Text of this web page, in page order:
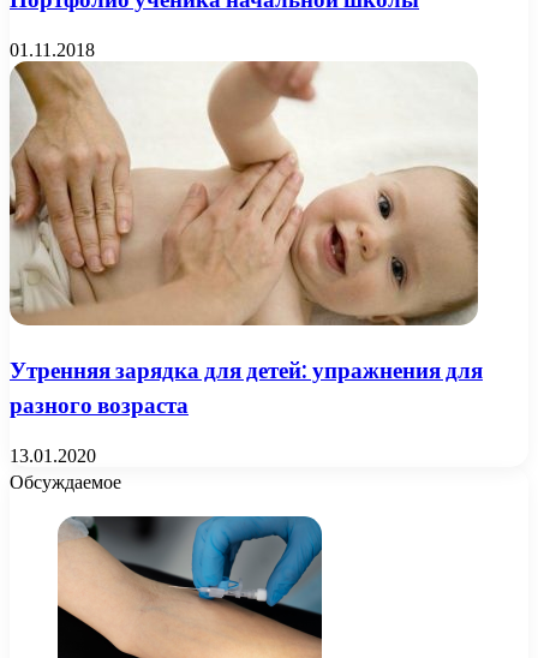
01.11.2018
Утренняя зарядка для детей: упражнения для
разного возраста
13.01.2020
Обсуждаемое